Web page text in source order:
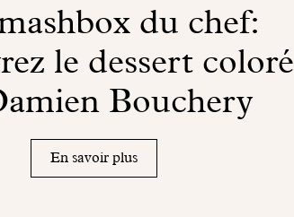
du chef:
le dessert coloré
Bouchery
En savoir plus